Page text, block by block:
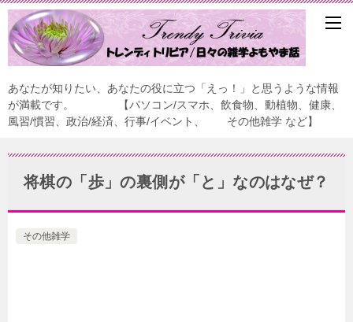
あなたが知りたい、あなたの役に立つ「えっ！」と思うような情報
が満載です。 【パソコン/スマホ、飲食物、動植物、健康、
風習/慣習、政治/経済、行事/イベント、 その他雑学 など】
将棋の「歩」の裏側が「と」なのはなぜ？
その他雑学